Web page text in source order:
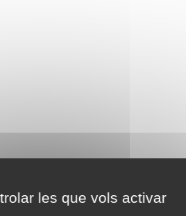
les que vols activar